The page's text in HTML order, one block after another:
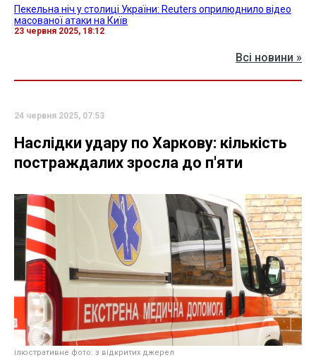
Пекельна ніч у столиці України: Reuters оприлюднило відео
масованої атаки на Київ
23 червня 2025, 18:12
Всі новини »
24 червня 2025, 07:53
Наслідки удару по Харкову: кількість
постраждалих зросла до п'яти
ілюстративне фото: з відкритих джерел